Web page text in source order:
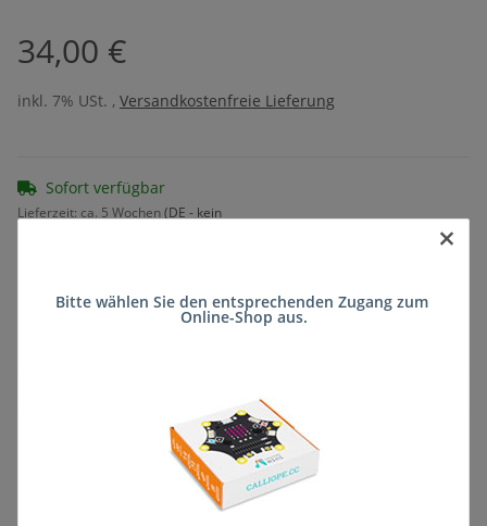
34,00 €
inkl. 7% USt. , Versandkostenfreie Lieferung
Sofort verfügbar
Lieferzeit: ca. 5 Wochen(DE - kein
Frage zum Artikel
×
Bitte wählen Sie den entsprechenden Zugang zum
Online-Shop aus.